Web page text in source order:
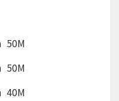
50M
50M
40M